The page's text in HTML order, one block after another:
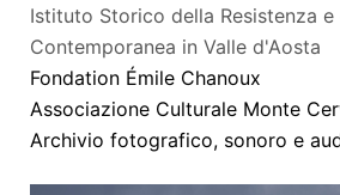
Istituto Storico della Resistenza
Contemporanea in Valle d'Aosta
Fondation Émile Chanoux
Associazione Culturale Monte
Archivio fotografico, sonoro e